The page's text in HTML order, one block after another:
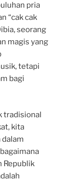
pria
“cak cak
seorang
magis yang
tetapi
bagi
tradisional
kita
Republik